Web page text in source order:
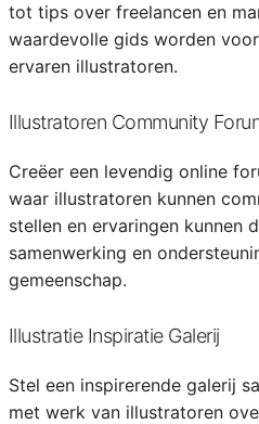
tot tips over freelancen en
waardevolle gids worden
ervaren illustratoren.
Illustratoren Community
Creëer een levendig online
waar illustratoren kunnen
stellen en ervaringen kunnen
samenwerking en
gemeenschap.
Illustratie Inspiratie Galerij
Stel een inspirerende galerij
met werk van illustratoren